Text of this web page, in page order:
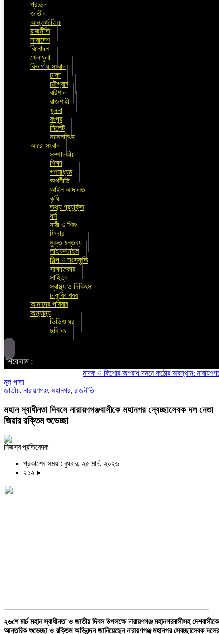
প্রচ্ছদ
জাতীয়
আন্তর্জাতিক
রাজনীতি
সারাদেশ
বিনোদন
খেলাধুলা
বিভাগীয় সংবাদ
ঢাকা
চট্টগ্রাম
বরিশাল
রাজশাহী
খুলনা
রংপুর
সিলেট
ময়মনসিংহ
আরো সংবাদ
সম্পাদকীয়
শিক্ষা
গণমাধ্যম
অর্থনীতি
আইন আদালত
কৃষি
তথ্য প্রযুক্তি
ধর্ম
নারী ও শিশু
ফিচার
মুক্ত মন্তব্য
লাইফস্টাইল
শিল্প ও সংস্কৃতি
সাক্ষাতকার
সাহিত্য
স্বাস্থ্য ও চিকিৎসা
চাকুরির খবর
আমাদের পরিবার
অন্যান্য
ভিডিও ঘর
ছবি ঘর
শিরোনাম :
মাদক ও কিশোর অপরাধ দমনে কঠোর অবস্থান: নারায়ণগঞ্জে
মূল পাতা
জাতীয়, নারায়ণগঞ্জ, মহানগর, রাজনীতি
মহান স্বাধীনতা দিবসে নারায়ণগঞ্জবাসীকে মহানগর স্বেচ্ছাসেবক দল নেতা
জিয়ার রক্তিম শুভেচ্ছা
নিজস্ব প্রতিবেদক
প্রকাশের সময় : বুধবার, ২৫ মার্চ, ২০২৬
২১২ 🪪
২৬শে মার্চ মহান স্বাধীনতা ও জাতীয় দিবস উপলক্ষে নারায়ণগঞ্জ মহানগরবাসীসহ দেশবাসীকে
আন্তরিক শুভেচ্ছা ও রক্তিম অভিনন্দন জানিয়েছেন নারায়ণগঞ্জ মহানগর স্বেচ্ছাসেবক দলের